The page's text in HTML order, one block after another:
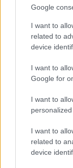
Google
I want to
related to
device
I want to
Google for
I want to
personalized
I want to
related to
device
Andy Murray